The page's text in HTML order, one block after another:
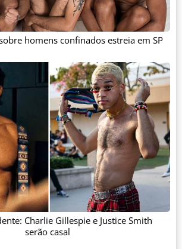
homens confinados estreia em SP
Charlie Gillespie e Justice Smith
serão casal